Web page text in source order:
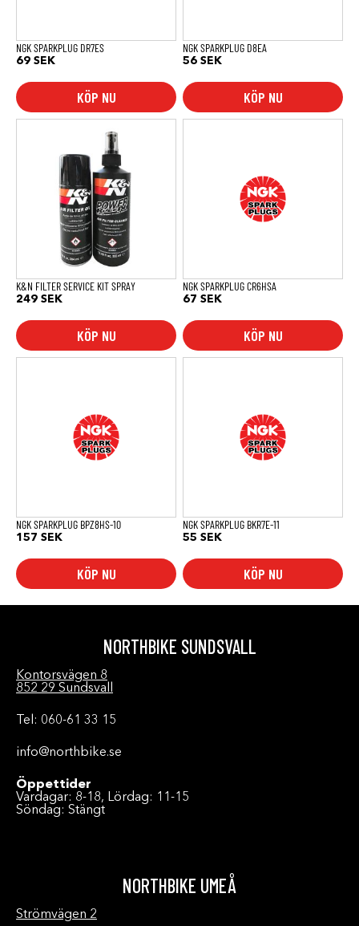
NGK SPARKPLUG DR7ES
69 SEK
KÖP NU
NGK SPARKPLUG D8EA
56 SEK
KÖP NU
K&N FILTER SERVICE KIT SPRAY
249 SEK
KÖP NU
NGK SPARKPLUG CR6HSA
67 SEK
KÖP NU
NGK SPARKPLUG BPZ8HS-10
157 SEK
KÖP NU
NGK SPARKPLUG BKR7E-11
55 SEK
KÖP NU
NORTHBIKE SUNDSVALL
Kontorsvägen 8
852 29 Sundsvall
Tel: 060-61 33 15
info@northbike.se
Öppettider
Vardagar: 8-18, Lördag: 11-15
Söndag: Stängt
NORTHBIKE UMEÅ
Strömvägen 2